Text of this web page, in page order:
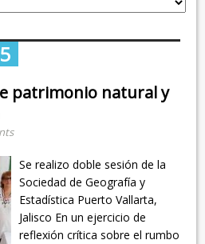
patrimonio natural y
Se realizo doble sesión de la
Sociedad de Geografía y
Estadística Puerto Vallarta,
Jalisco En un ejercicio de
reflexión crítica sobre el rumbo